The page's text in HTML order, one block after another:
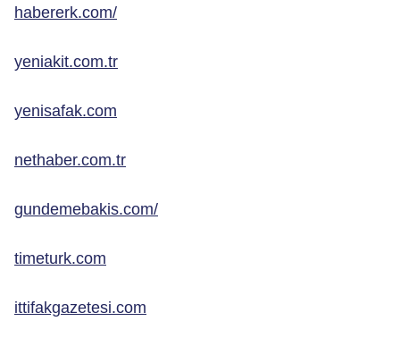
habererk.com/
yeniakit.com.tr
yenisafak.com
nethaber.com.tr
gundemebakis.com/
timeturk.com
ittifakgazetesi.com